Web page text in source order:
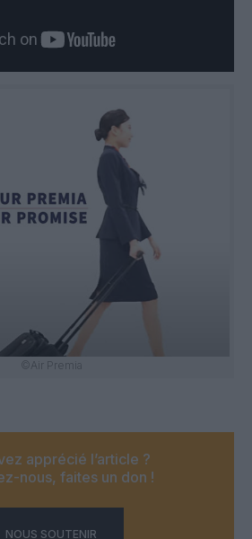
©Air Premia
apprécié l’article ?
nous, faites un don !
NOUS SOUTENIR